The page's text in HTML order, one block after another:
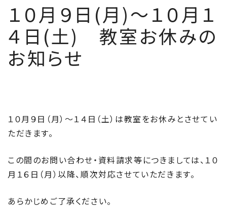
１０月９日(月)～１０月１
４日(土) 教室お休みの
お知らせ
１０月９日（月）～１４日（土）は教室をお休みとさせてい
ただきます。
この間のお問い合わせ・資料請求等につきましては、１０
月１６日（月）以降、順次対応させていただきます。
あらかじめご了承ください。